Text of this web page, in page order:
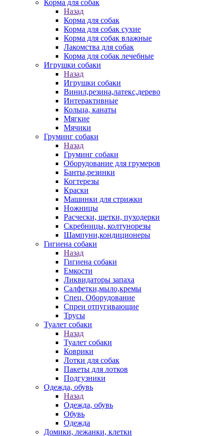
Корма для собак
Назад
Корма для собак
Корма для собак сухие
Корма для собак влажные
Лакомства для собак
Корма для собак лечебные
Игрушки собаки
Назад
Игрушки собаки
Винил,резина,латекс,дерево
Интерактивные
Кольца, канаты
Мягкие
Мячики
Груминг собаки
Назад
Груминг собаки
Оборудование для грумеров
Банты,резинки
Когтерезы
Краски
Машинки для стрижки
Ножницы
Расчески, щетки, пуходерки
Скребницы, колтунорезы
Шампуни,кондиционеры
Гигиена собаки
Назад
Гигиена собаки
Емкости
Ликвидаторы запаха
Салфетки,мыло,кремы
Спец. Оборудование
Спреи отпугивающие
Трусы
Туалет собаки
Назад
Туалет собаки
Коврики
Лотки для собак
Пакеты для лотков
Подгузники
Одежда, обувь
Назад
Одежда, обувь
Обувь
Одежда
Домики, лежанки, клетки